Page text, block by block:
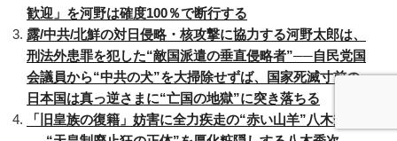
歓迎」を河野は確度100％で断行する
露/中共/北鮮の対日侵略・核攻撃に協力する河野太郎は、
刑法外患罪を犯した“敵国派遣の垂直侵略者”──自民党国
会議員から“中共の犬”を大掃除せずば、国家死滅寸前の
日本国は真っ逆さまに“亡国の地獄”に突き落ちる
「旧皇族の復籍」妨害に全力疾走の“赤い山羊”八木秀次